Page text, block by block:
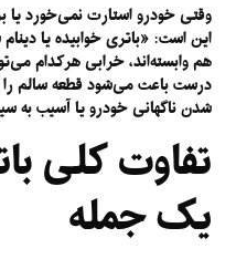
وقتی خودرو استارت نمی‌خورد
این است: «باتری خوابیده یا
هم وابسته‌اند، خرابی هرکدام
درست باعث می‌شود قطعه سالم
شدن ناگهانی خودرو یا آسیب به
تفاوت کلی
یک جمله